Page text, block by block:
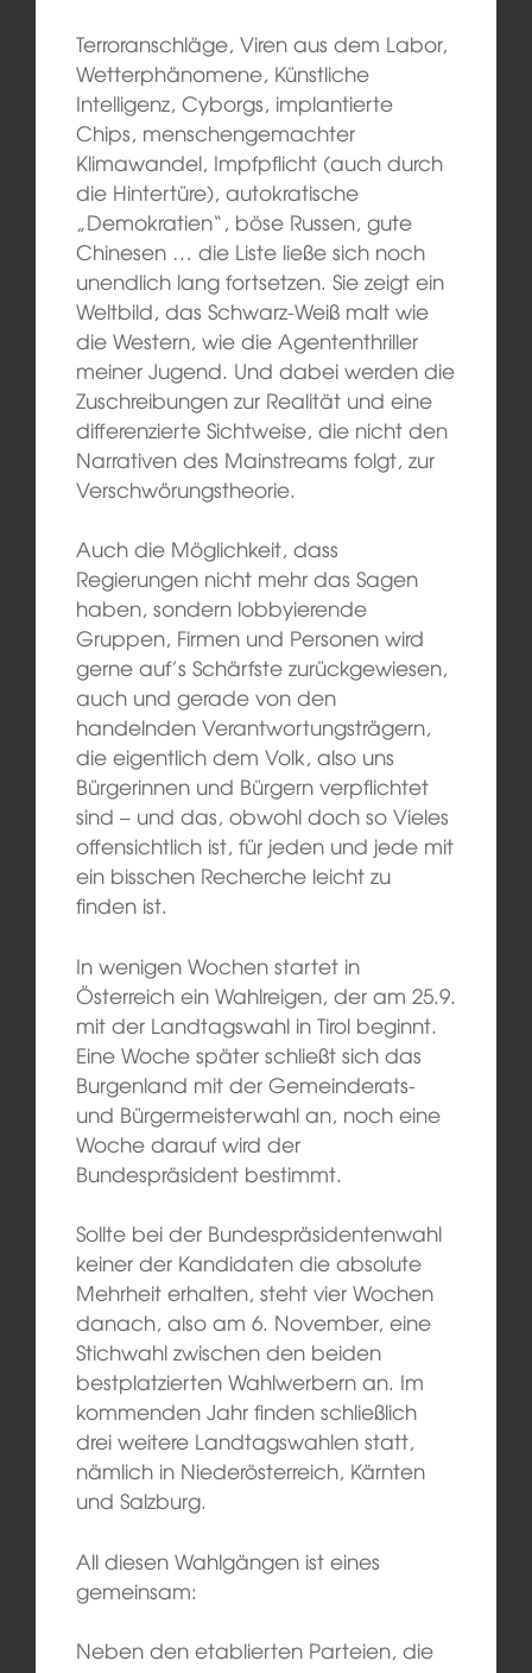
Terroranschläge, Viren aus dem Labor,
Wetterphänomene, Künstliche
Intelligenz, Cyborgs, implantierte
Chips, menschengemachter
Klimawandel, Impfpflicht (auch durch
die Hintertüre), autokratische
„Demokratien“, böse Russen, gute
Chinesen … die Liste ließe sich noch
unendlich lang fortsetzen. Sie zeigt ein
Weltbild, das Schwarz-Weiß malt wie
die Western, wie die Agententhriller
meiner Jugend. Und dabei werden die
Zuschreibungen zur Realität und eine
differenzierte Sichtweise, die nicht den
Narrativen des Mainstreams folgt, zur
Verschwörungstheorie.
Auch die Möglichkeit, dass
Regierungen nicht mehr das Sagen
haben, sondern lobbyierende
Gruppen, Firmen und Personen wird
gerne auf’s Schärfste zurückgewiesen,
auch und gerade von den
handelnden Verantwortungsträgern,
die eigentlich dem Volk, also uns
Bürgerinnen und Bürgern verpflichtet
sind – und das, obwohl doch so Vieles
offensichtlich ist, für jeden und jede mit
ein bisschen Recherche leicht zu
finden ist.
In wenigen Wochen startet in
Österreich ein Wahlreigen, der am 25.9.
mit der Landtagswahl in Tirol beginnt.
Eine Woche später schließt sich das
Burgenland mit der Gemeinderats-
und Bürgermeisterwahl an, noch eine
Woche darauf wird der
Bundespräsident bestimmt.
Sollte bei der Bundespräsidentenwahl
keiner der Kandidaten die absolute
Mehrheit erhalten, steht vier Wochen
danach, also am 6. November, eine
Stichwahl zwischen den beiden
bestplatzierten Wahlwerbern an. Im
kommenden Jahr finden schließlich
drei weitere Landtagswahlen statt,
nämlich in Niederösterreich, Kärnten
und Salzburg.
All diesen Wahlgängen ist eines
gemeinsam:
Neben den etablierten Parteien, die